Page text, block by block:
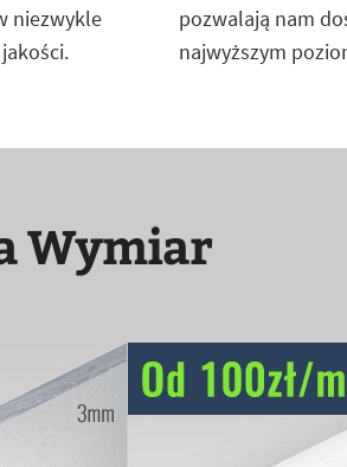
niezwykle
pozwalają nam
najwyższym
Wymiar